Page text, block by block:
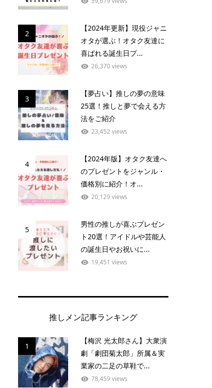
2
【2024年更新】現役ジャニ
オタが選ぶ！オタク友達に
喜ばれる誕生日プ...
26,370 views
3
【夢占い】推しの夢の意味
25選！推しと夢で会える方
法をご紹介
23,452 views
4
【2024年版】オタク友達へ
のプレゼントをジャンル・
価格別に紹介！オ...
20,129 views
5
男性の推しが喜ぶプレゼン
ト20選！アイドルや芸能人
の誕生日やお祝いに...
19,451 views
推しメン記事ランキング
1
【梅沢 光太郎さん】大衆演
劇「劇団菊太郎」所属＆実
業家の二足の草鞋で...
78,459 views